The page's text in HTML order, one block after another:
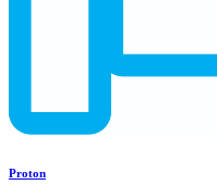
Proton